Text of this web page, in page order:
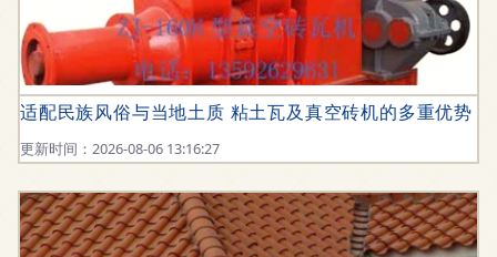
适配民族风俗与当地土质 粘土瓦及真空砖机的多重优势
更新时间：2026-08-06 13:16:27